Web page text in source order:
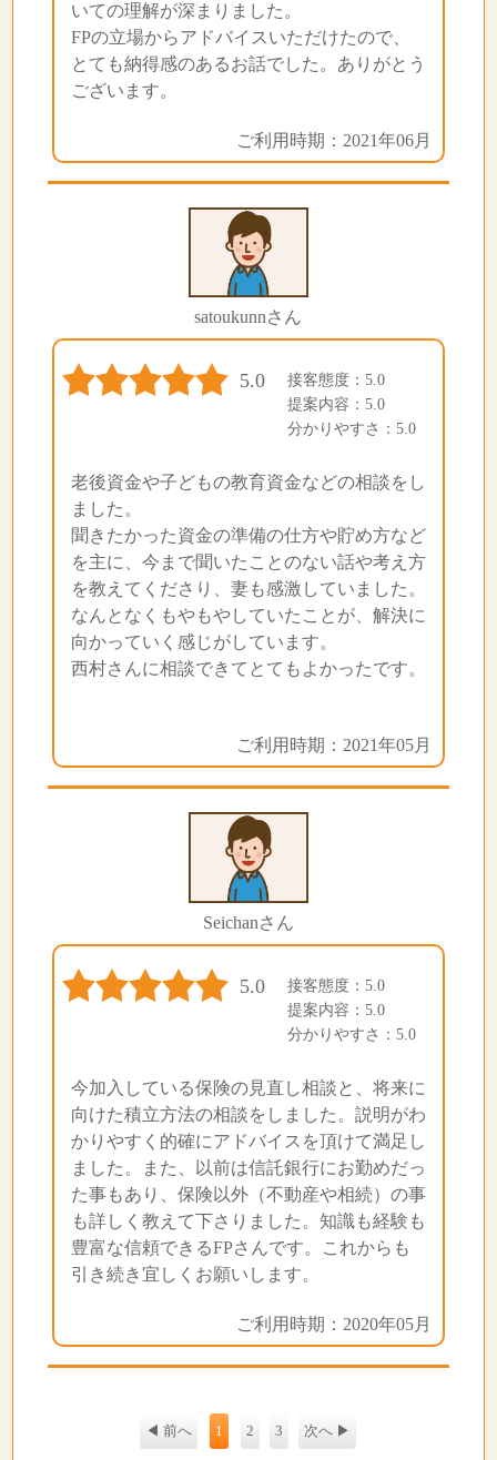
いての理解が深まりました。
FPの立場からアドバイスいただけたので、
とても納得感のあるお話でした。ありがとう
ございます。
ご利用時期：2021年06月
satoukunnさん
5.0
接客態度：5.0
提案内容：5.0
分かりやすさ：5.0
老後資金や子どもの教育資金などの相談をし
ました。
聞きたかった資金の準備の仕方や貯め方など
を主に、今まで聞いたことのない話や考え方
を教えてくださり、妻も感激していました。
なんとなくもやもやしていたことが、解決に
向かっていく感じがしています。
西村さんに相談できてとてもよかったです。
ご利用時期：2021年05月
Seichanさん
5.0
接客態度：5.0
提案内容：5.0
分かりやすさ：5.0
今加入している保険の見直し相談と、将来に
向けた積立方法の相談をしました。説明がわ
かりやすく的確にアドバイスを頂けて満足し
ました。また、以前は信託銀行にお勤めだっ
た事もあり、保険以外（不動産や相続）の事
も詳しく教えて下さりました。知識も経験も
豊富な信頼できるFPさんです。これからも
引き続き宜しくお願いします。
ご利用時期：2020年05月
◀ 前へ 1 2 3 次へ ▶